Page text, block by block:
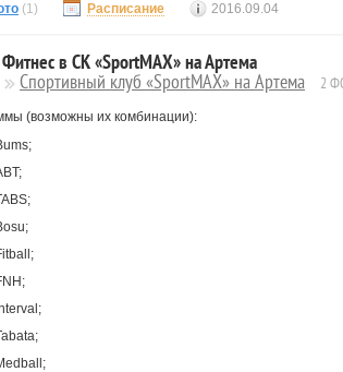
(1) Расписание 2016.09.04
Фитнес в СК «SportMAX» на Артема
Спортивный клуб «SportMAX» на Артема 2
(возможны их комбинации):